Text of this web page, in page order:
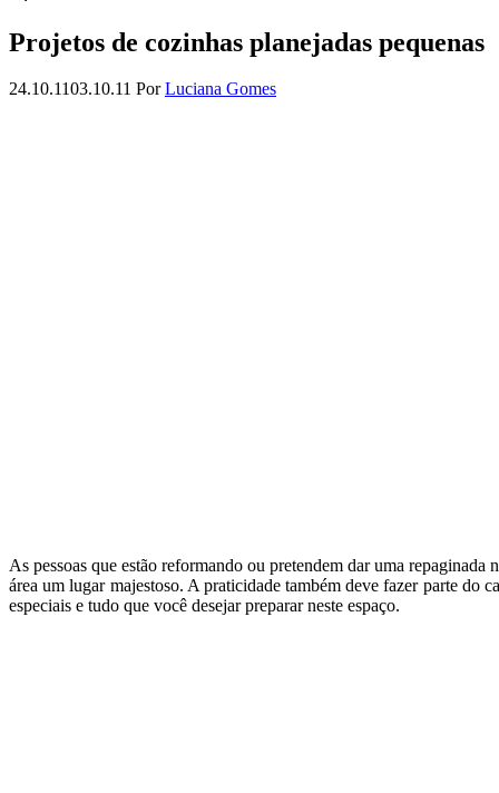
Projetos de cozinhas planejadas pequenas
24.10.1103.10.11 PorLuciana Gomes
As pessoas que estão reformando ou pretendem dar uma
área um lugar majestoso. A praticidade também deve fazer parte do
especiais e tudo que você desejar preparar neste espaço.